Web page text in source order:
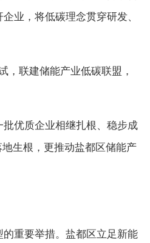
业，将低碳理念贯穿研发、
，联建储能产业低碳联盟，
优质企业相继扎根、稳步成
生根，更推动盐都区储能产
重要举措。盐都区立足新能